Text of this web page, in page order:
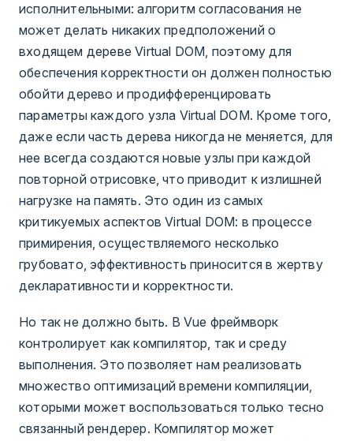
исполнительными: алгоритм согласования не
может делать никаких предположений о
входящем дереве Virtual DOM, поэтому для
обеспечения корректности он должен полностью
обойти дерево и продифференцировать
параметры каждого узла Virtual DOM. Кроме того,
даже если часть дерева никогда не меняется, для
нее всегда создаются новые узлы при каждой
повторной отрисовке, что приводит к излишней
нагрузке на память. Это один из самых
критикуемых аспектов Virtual DOM: в процессе
примирения, осуществляемого несколько
грубовато, эффективность приносится в жертву
декларативности и корректности.
Но так не должно быть. В Vue фреймворк
контролирует как компилятор, так и среду
выполнения. Это позволяет нам реализовать
множество оптимизаций времени компиляции,
которыми может воспользоваться только тесно
связанный рендерер. Компилятор может